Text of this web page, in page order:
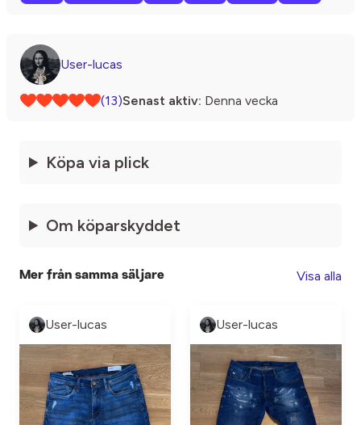
User-lucas
(13)Senast aktiv: Denna vecka
Köpa via plick
Om köparskyddet
Mer från samma säljare Visa alla
User-lucas User-lucas